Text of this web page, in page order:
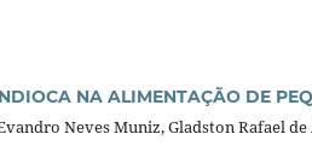
NA ALIMENTAÇÃO DE
Neves Muniz, Gladston Rafael